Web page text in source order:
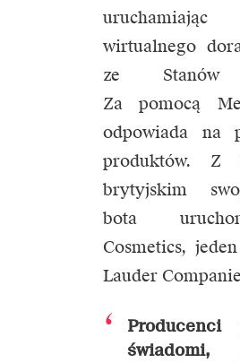
wirtualnego
ze Stanów
Za pomocą
odpowiada na
produktów.
brytyjskim
bota
Cosmetics,
Lauder